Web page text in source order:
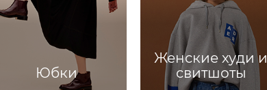
Юбки
Женские худи и
свитшоты